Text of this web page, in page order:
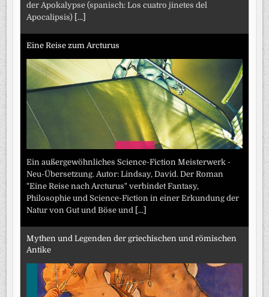
der Apokalypse (spanisch: Los cuatro jinetes del
Apocalipsis) [...]
Eine Reise zum Arcturus
Ein außergewöhnliches Science-Fiction Meisterwerk -
Neu-Übersetzung. Autor: Lindsay, David. Der Roman
"Eine Reise nach Arcturus" verbindet Fantasy,
Philosophie und Science-Fiction in einer Erkundung der
Natur von Gut und Böse und [...]
Mythen und Legenden der griechischen und römischen
Antike